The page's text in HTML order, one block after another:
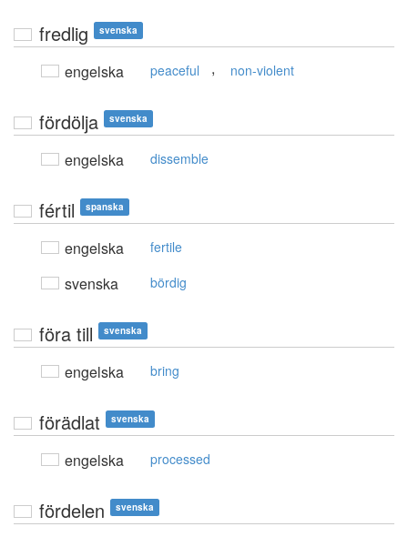
fredlig svenska
engelska peaceful , non-violent
fördölja svenska
engelska dissemble
fértil spanska
engelska fertile
svenska bördig
föra till svenska
engelska bring
förädlat svenska
engelska processed
fördelen svenska